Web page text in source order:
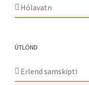
Hólavatn
ÚTLÖND
Erlend samskipti